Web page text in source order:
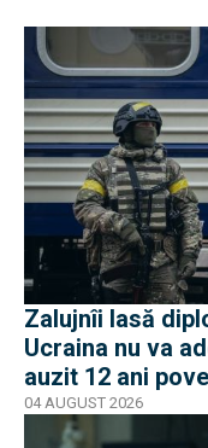
Zalujnîi lasă
Ucraina nu va
auzit 12 ani
04 AUGUST 2026